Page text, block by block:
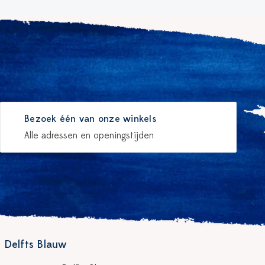
Bezoek één van onze winkels
Alle adressen en openingstijden
Delfts Blauw